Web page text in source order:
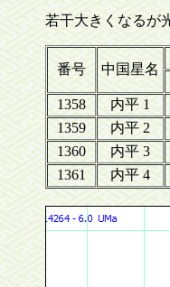
若干大きくなるが
番号 中国星名
1358
内平 1
1359
内平 2
1360
内平 3
1361
内平 4